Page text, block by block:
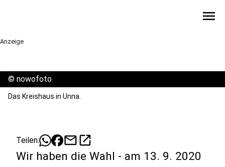
menu
Anzeige
© nowofoto
Das Kreishaus in Unna.
Teilen: mailopen_in_new
Wir haben die Wahl - am 13. 9. 2020